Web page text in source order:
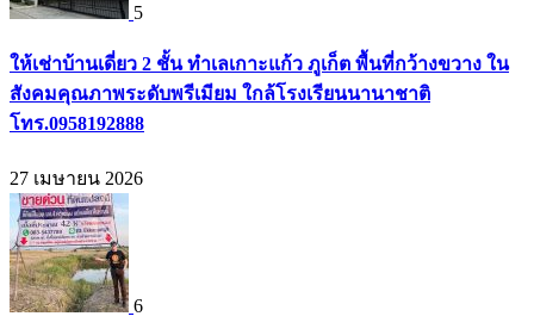
5
ให้เช่าบ้านเดี่ยว 2 ชั้น ทำเลเกาะแก้ว ภูเก็ต พื้นที่กว้างขวาง ใน
สังคมคุณภาพระดับพรีเมียม ใกล้โรงเรียนนานาชาติ
โทร.0958192888
27 เมษายน 2026
6